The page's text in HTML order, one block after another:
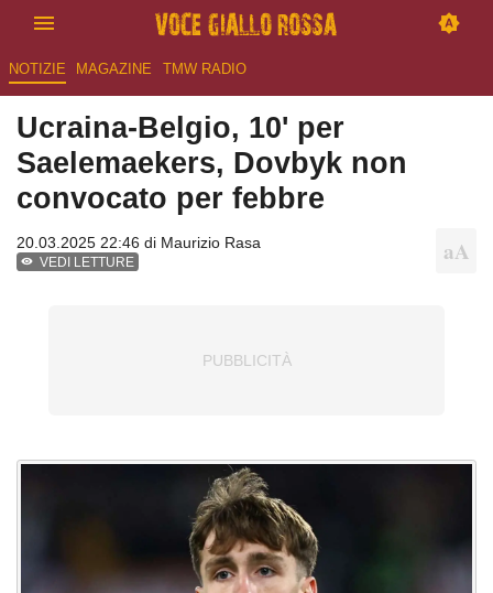
NOTIZIE MAGAZINE TMW RADIO
Ucraina-Belgio, 10' per
Saelemaekers, Dovbyk non
convocato per febbre
20.03.2025 22:46 di Maurizio Rasa
VEDI LETTURE